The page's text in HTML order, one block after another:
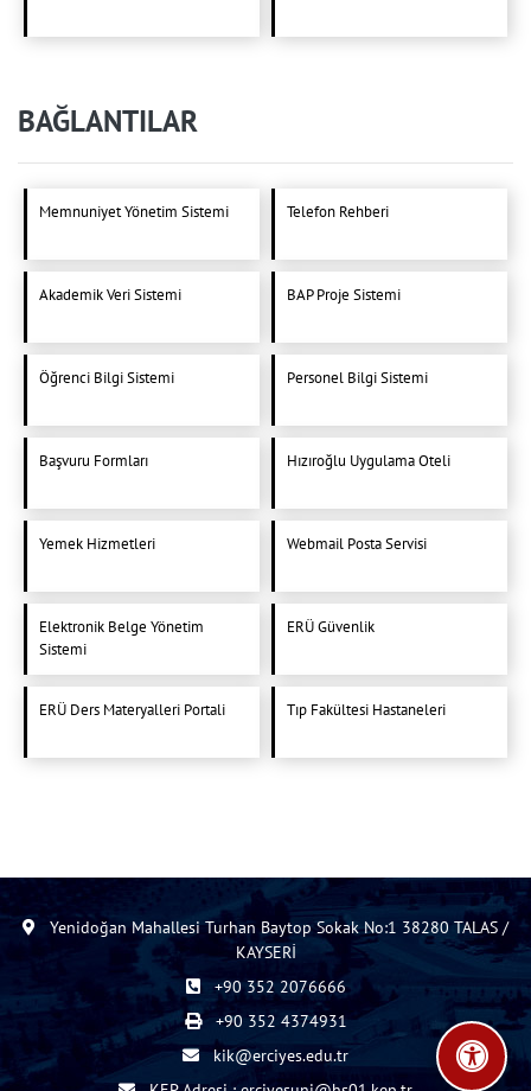
BAĞLANTILAR
Memnuniyet Yönetim Sistemi Telefon Rehberi
Akademik Veri Sistemi BAP Proje Sistemi
Öğrenci Bilgi Sistemi Personel Bilgi Sistemi
Başvuru Formları Hızıroğlu Uygulama Oteli
Yemek Hizmetleri Webmail Posta Servisi
Elektronik Belge Yönetim
Sistemi
ERÜ Güvenlik
ERÜ Ders Materyalleri Portali Tıp Fakültesi Hastaneleri
Yenidoğan Mahallesi Turhan Baytop Sokak No:1 38280 TALAS /
KAYSERİ
+90 352 2076666
+90 352 4374931
kik@erciyes.edu.tr